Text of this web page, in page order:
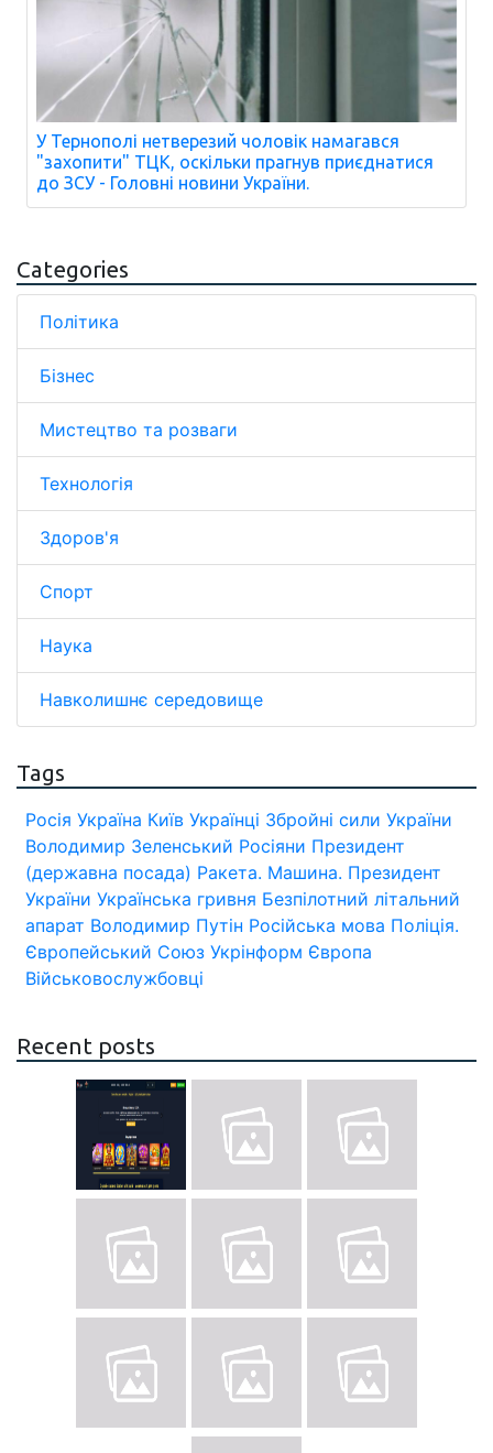
У Тернополі нетверезий чоловік намагався
"захопити" ТЦК, оскільки прагнув приєднатися
до ЗСУ - Головні новини України.
Categories
Політика
Бізнес
Мистецтво та розваги
Технологія
Здоров'я
Спорт
Наука
Навколишнє середовище
Tags
Росія Україна Київ Українці Збройні сили України
Володимир Зеленський Росіяни Президент
(державна посада) Ракета. Машина. Президент
України Українська гривня Безпілотний літальний
апарат Володимир Путін Російська мова Поліція.
Європейський Союз Укрінформ Європа
Військовослужбовці
Recent posts